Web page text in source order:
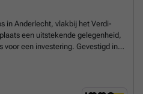
in Anderlecht, vlakbij het Verdi-
een uitstekende gelegenheid,
voor een investering. Gevestigd in